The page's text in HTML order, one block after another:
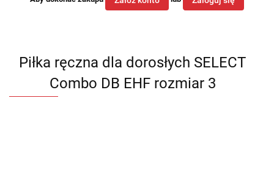
Piłka ręczna dla dorosłych SELECT
Combo DB EHF rozmiar 3